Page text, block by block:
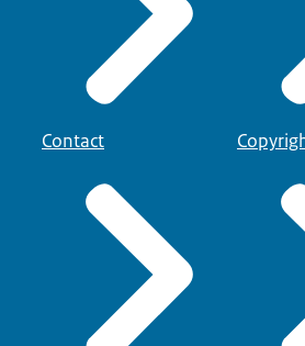
Contact